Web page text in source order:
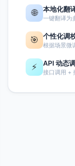
🌐 本地化翻
一键翻译为
🎯 个性化调
根据场景微
⚡ API 动态
接口调用 +